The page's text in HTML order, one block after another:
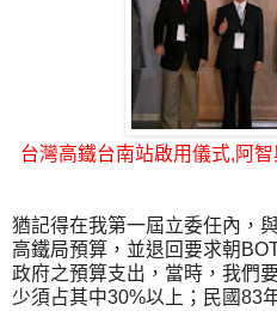
台灣高鐵台南站啟用儀式,阿
猶記得在我第一屆立委任內，
高鐵局預算，並退回要求朝
政府之預算支出，當時，我們
少須占其中30%以上；民國83